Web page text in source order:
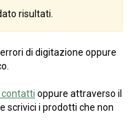
risultati.
di digitazione oppure
contatti oppure attraverso il
e scrivici i prodotti che non